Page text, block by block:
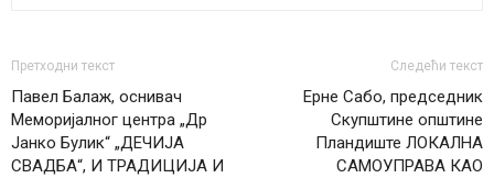
Претходни текст
Павел Балаж, оснивач
Меморијалног центра „Др
Јанко Булик“ „ДЕЧИЈА
СВАДБА“, И ТРАДИЦИЈА И
Следећи текст
Ерне Сабо, председник
Скупштине општине
Пландиште ЛОКАЛНА
САМОУПРАВА КАО